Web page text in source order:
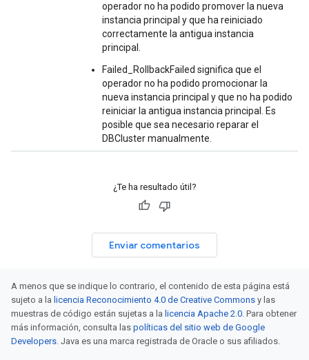
operador no ha podido promover la nueva
instancia principal y que ha reiniciado
correctamente la antigua instancia
principal.
Failed_RollbackFailed significa que el
operador no ha podido promocionar la
nueva instancia principal y que no ha podido
reiniciar la antigua instancia principal. Es
posible que sea necesario reparar el
DBCluster manualmente.
¿Te ha resultado útil?
Enviar comentarios
A menos que se indique lo contrario, el contenido de esta página está
sujeto a la licencia Reconocimiento 4.0 de Creative Commons y las
muestras de código están sujetas a la licencia Apache 2.0. Para obtener
más información, consulta las políticas del sitio web de Google
Developers. Java es una marca registrada de Oracle o sus afiliados.